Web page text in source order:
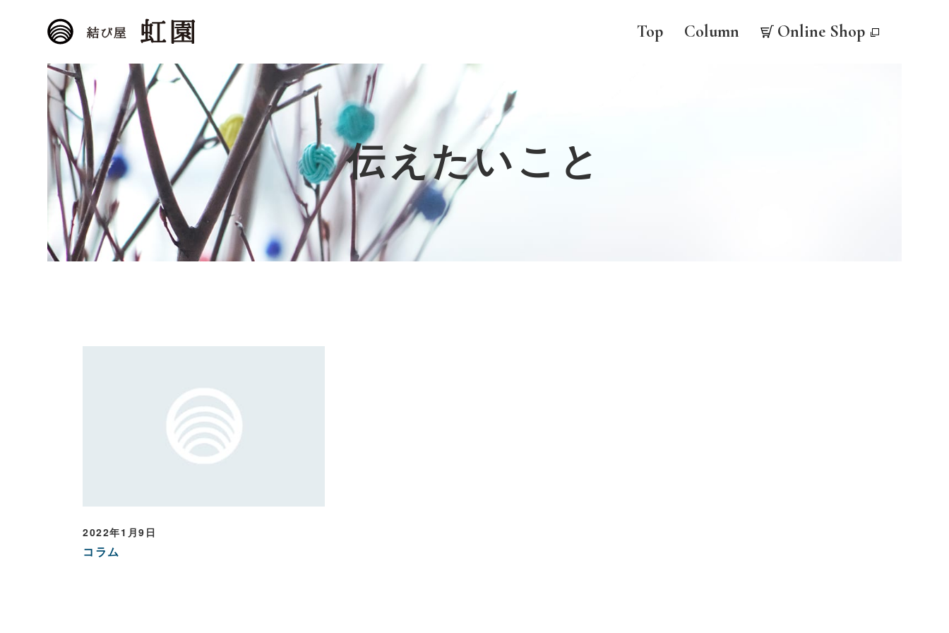
結び屋 虹園
水引のむすびは、愛と真
理。水引作家 菊田奈々の
公式WEBサイトです。
Top Column Online Shop
伝えたいこと
2022年1月9日
コラム